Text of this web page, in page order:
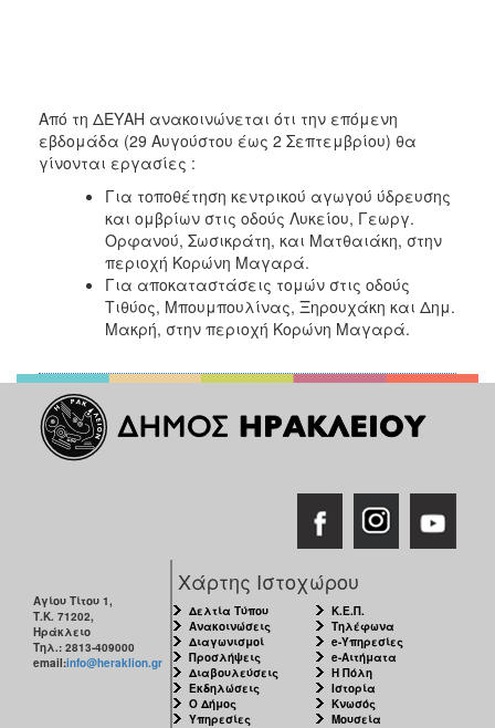
2011
2010
2006
ΠΟΛΙΤΙΣΜΟΣ
ΑΝΘΕΚΤΙΚΗ
ΠΟΛΗ
Από τη ΔΕΥΑΗ ανακοινώνεται ότι την επόμενη
εβδομάδα (29 Αυγούστου έως 2 Σεπτεμβρίου) θα
γίνονται εργασίες :
Για τοποθέτηση κεντρικού αγωγού ύδρευσης
και ομβρίων στις οδούς Λυκείου, Γεωργ.
Ορφανού, Σωσικράτη, και Ματθαιάκη, στην
περιοχή Κορώνη Μαγαρά.
Για αποκαταστάσεις τομών στις οδούς
Τιθύος, Μπουμπουλίνας, Ξηρουχάκη και Δημ.
Μακρή, στην περιοχή Κορώνη Μαγαρά.
Αγίου Τίτου 1,
Τ.Κ. 71202,
Ηράκλειο
Τηλ.: 2813-409000
email:info@heraklion.gr
Χάρτης Ιστοχώρου
Δελτία Τύπου
Ανακοινώσεις
Διαγωνισμοί
Προσλήψεις
Διαβουλεύσεις
Εκδηλώσεις
Ο Δήμος
Υπηρεσίες
Κ.Ε.Π.
Τηλέφωνα
e-Υπηρεσίες
e-Αιτήματα
Η Πόλη
Ιστορία
Κνωσός
Μουσεία